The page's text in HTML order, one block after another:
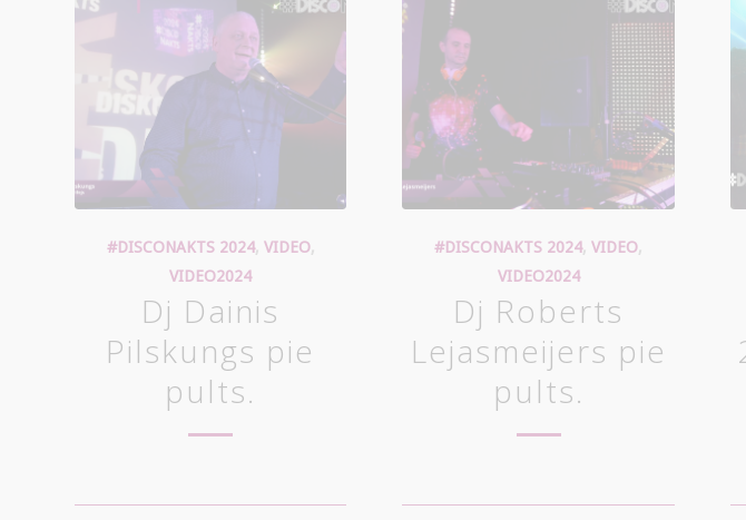
#DISCONAKTS 2024, VIDEO,
VIDEO2024
Dj Dainis
Pilskungs pie
pults.
#DISCONAKTS 2024,VIDEO,
VIDEO2024
Dj Roberts
Lejasmeijers pie
pults.